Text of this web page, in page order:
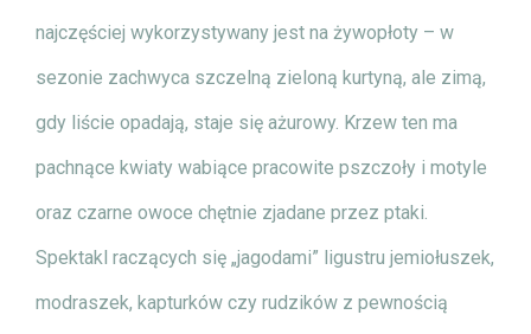
najczęściej wykorzystywany jest na żywopłoty – w
sezonie zachwyca szczelną zieloną kurtyną, ale zimą,
gdy liście opadają, staje się ażurowy. Krzew ten ma
pachnące kwiaty wabiące pracowite pszczoły i motyle
oraz czarne owoce chętnie zjadane przez ptaki.
Spektakl raczących się „jagodami” ligustru jemiołuszek,
modraszek, kapturków czy rudzików z pewnością